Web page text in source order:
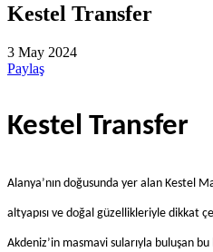
Kestel Transfer
3 May 2024
Paylaş
Kestel Transfer
Alanya’nın doğusunda yer alan Kestel
altyapısı ve doğal güzellikleriyle dikkat
Akdeniz’in masmavi sularıyla buluşan